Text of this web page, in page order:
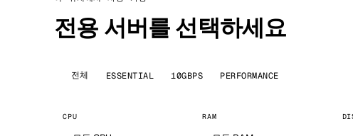
전용 서버를 선택하세요
전체 ESSENTIAL 10GBPS PERFORMANCE
CPU RAM